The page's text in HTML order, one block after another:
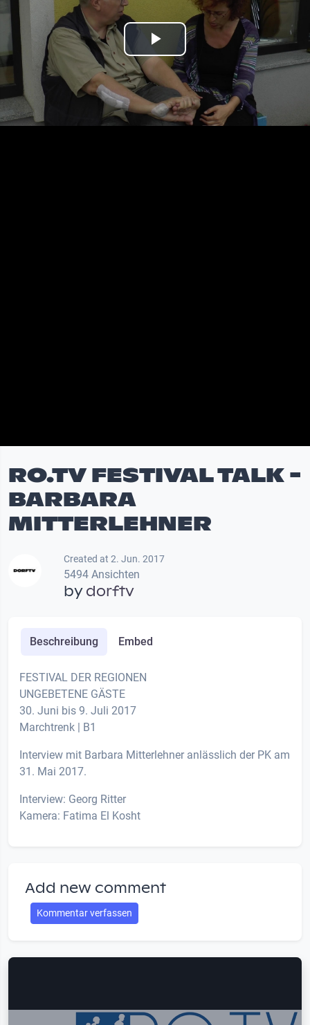
Play
Video
RO.TV FESTIVAL TALK -
BARBARA
MITTERLEHNER
Created at 2. Jun. 2017
5494 Ansichten
bydorftv
Beschreibung Embed
FESTIVAL DER REGIONEN
UNGEBETENE GÄSTE
30. Juni bis 9. Juli 2017
Marchtrenk | B1
Interview mit Barbara Mitterlehner anlässlich der PK am
31. Mai 2017.
Interview: Georg Ritter
Kamera: Fatima El Kosht
Add new comment
Kommentar verfassen